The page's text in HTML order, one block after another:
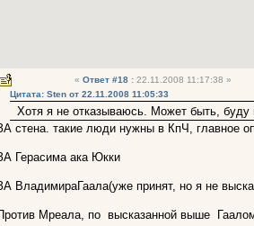
« Ответ #18 : 22.11.2008 11:17:38 »
Цитата: Sten от 22.11.2008 11:05:33
Хотя я не отказываюсь. Может быть, буду
стена. такие люди нужны в КпЧ, главное
Герасима ака Юкки
ВладимираГаала(уже принят, но я не
Мреала, по высказанной выше